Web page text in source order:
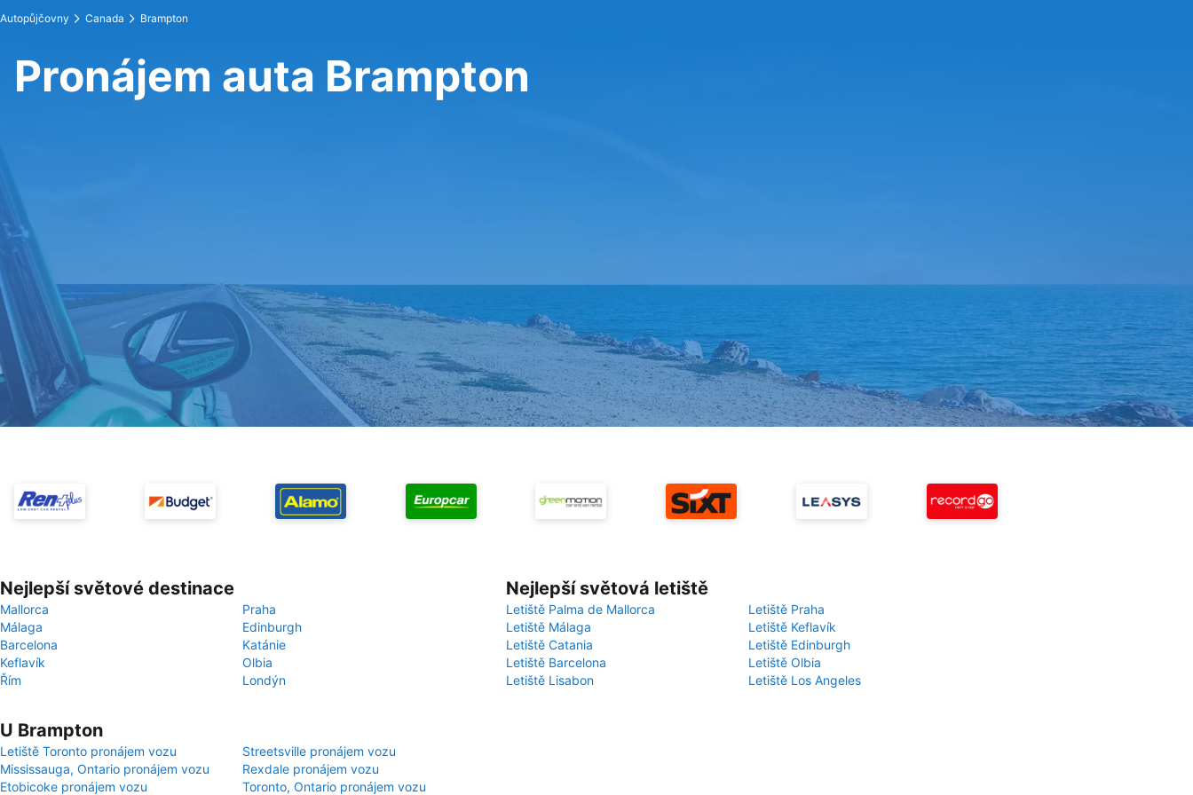
Autopůjčovny Canada Brampton
Pronájem auta Brampton
Nejlepší světové destinace
Mallorca
Praha
Málaga
Edinburgh
Barcelona
Katánie
Keflavík
Olbia
Řím
Londýn
Nejlepší světová letiště
Letiště Palma de Mallorca
Letiště Praha
Letiště Málaga
Letiště Keflavík
Letiště Catania
Letiště Edinburgh
Letiště Barcelona
Letiště Olbia
Letiště Lisabon
Letiště Los Angeles
U Brampton
Letiště Toronto pronájem vozu
Streetsville pronájem vozu
Mississauga, Ontario pronájem vozu
Rexdale pronájem vozu
Etobicoke pronájem vozu
Toronto, Ontario pronájem vozu